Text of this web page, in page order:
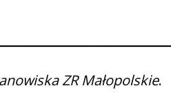
ZR Małopolskie.